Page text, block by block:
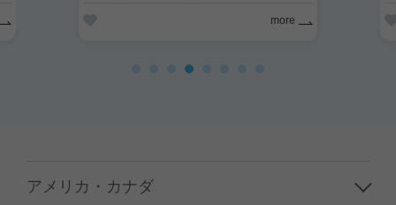
more
アメリカ・カナダ